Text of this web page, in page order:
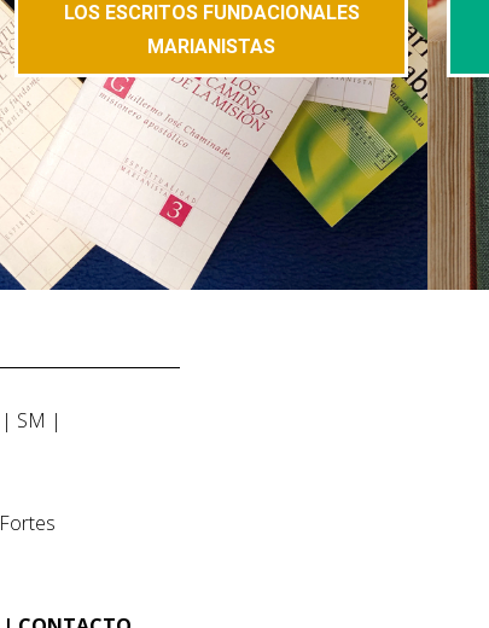
LOS ESCRITOS FUNDACIONALES
MARIANISTAS
SM
Fortes